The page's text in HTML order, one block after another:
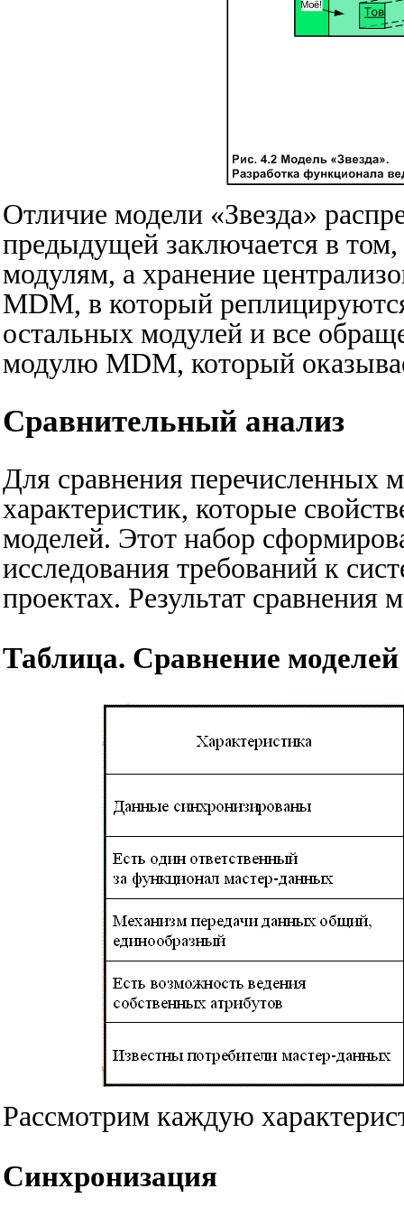
Отличие модели «Звезда»
предыдущей заключается в
модулям, а хранение
MDM, в который
остальных модулей и все
модулю MDM, который
Сравнительный анализ
Для сравнения перечисленных
характеристик, которые
моделей. Этот набор
исследования требований к
проектах. Результат сравнения
Таблица. Сравнение
Рассмотрим каждую
Синхронизация